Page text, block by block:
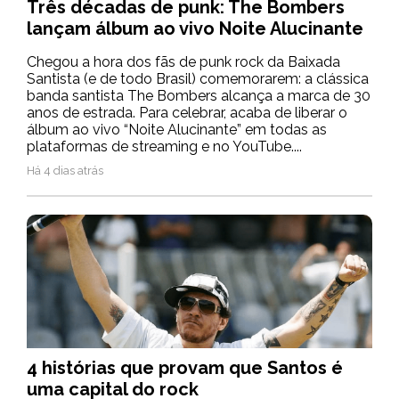
Três décadas de punk: The Bombers
lançam álbum ao vivo Noite Alucinante
Chegou a hora dos fãs de punk rock da Baixada
Santista (e de todo Brasil) comemorarem: a clássica
banda santista The Bombers alcança a marca de 30
anos de estrada. Para celebrar, acaba de liberar o
álbum ao vivo “Noite Alucinante” em todas as
plataformas de streaming e no YouTube....
Há 4 dias atrás
4 histórias que provam que Santos é
uma capital do rock